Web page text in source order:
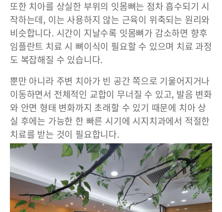
또한 치아를 상실한 부위의 잇몸뼈는 점차 흡수되기 시
작하는데, 이는 사용하지 않는 근육이 위축되는 원리와
비슷합니다. 시간이 지날수록 잇몸뼈가 감소하면 향후
임플란트 치료 시 뼈이식이 필요할 수 있으며 치료 과정
도 복잡해질 수 있습니다.
뿐만 아니라 주변 치아가 빈 공간 쪽으로 기울어지거나
이동하면서 전체적인 교합이 무너질 수 있고, 발음 변화
와 안면 형태 변화까지 초래할 수 있기 때문에 치아 상
실 후에는 가능한 한 빠른 시기에 시지치과에서 적절한
치료를 받는 것이 필요합니다.